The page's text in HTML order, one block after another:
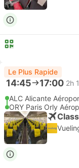
Le Plus Rapide
14:45 17:00 2h
ALC Alicante
ORY Paris Orly